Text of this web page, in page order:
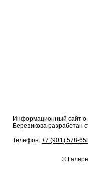
Информационный сайт о
Березикова разработан
Телефон: +7 (901) 578-
©